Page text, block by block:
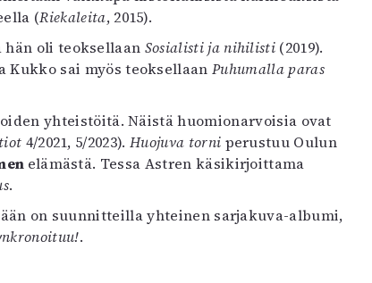
(Riekaleita, 2015).
oli teoksellaan Sosialisti ja nihilisti (2019).
Kukko sai myös teoksellaanPuhumalla paras
yhteistöitä. Näistä huomionarvoisia ovat
4/2021, 5/2023).Huojuva torni perustuu Oulun
elämästä. Tessa Astren käsikirjoittama
.
on suunnitteilla yhteinen sarjakuva-albumi,
.